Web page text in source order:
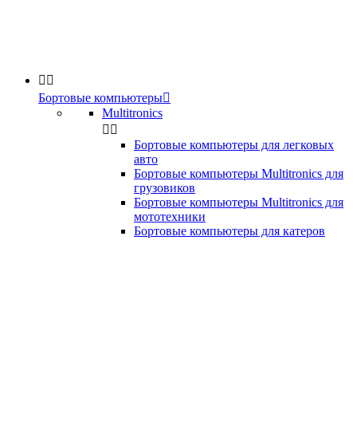
 
Бортовые компьютеры
Multitronics
 
Бортовые компьютеры для легковых
авто
Бортовые компьютеры Multitronics для
грузовиков
Бортовые компьютеры Multitronics для
мототехники
Бортовые компьютеры для катеров